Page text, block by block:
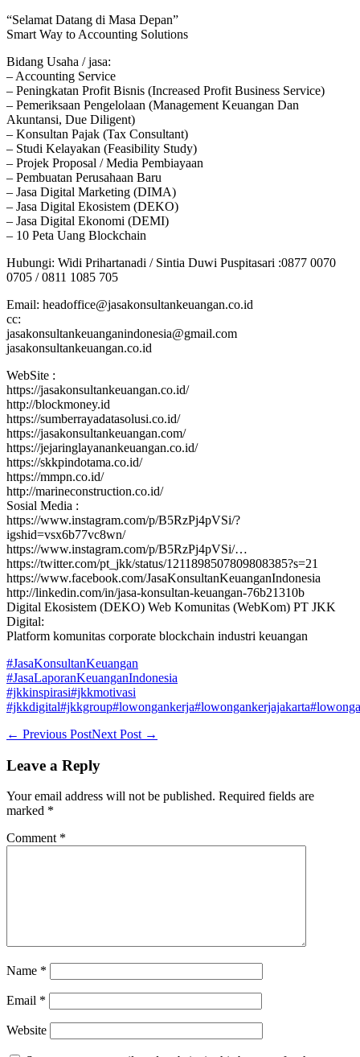
“Selamat Datang di Masa Depan”
Smart Way to Accounting Solutions
Bidang Usaha / jasa:
– Accounting Service
– Peningkatan Profit Bisnis (Increased Profit Business Service)
– Pemeriksaan Pengelolaan (Management Keuangan Dan
Akuntansi, Due Diligent)
– Konsultan Pajak (Tax Consultant)
– Studi Kelayakan (Feasibility Study)
– Projek Proposal / Media Pembiayaan
– Pembuatan Perusahaan Baru
– Jasa Digital Marketing (DIMA)
– Jasa Digital Ekosistem (DEKO)
– Jasa Digital Ekonomi (DEMI)
– 10 Peta Uang Blockchain
Hubungi: Widi Prihartanadi / Sintia Duwi Puspitasari :0877 0070
0705 / 0811 1085 705
Email: headoffice@jasakonsultankeuangan.co.id
cc:
jasakonsultankeuanganindonesia@gmail.com
jasakonsultankeuangan.co.id
WebSite :
https://jasakonsultankeuangan.co.id/
http://blockmoney.id
https://sumberrayadatasolusi.co.id/
https://jasakonsultankeuangan.com/
https://jejaringlayanankeuangan.co.id/
https://skkpindotama.co.id/
https://mmpn.co.id/
http://marineconstruction.co.id/
Sosial Media :
https://www.instagram.com/p/B5RzPj4pVSi/?
igshid=vsx6b77vc8wn/
https://www.instagram.com/p/B5RzPj4pVSi/…
https://twitter.com/pt_jkk/status/1211898507809808385?s=21
https://www.facebook.com/JasaKonsultanKeuanganIndonesia
http://linkedin.com/in/jasa-konsultan-keuangan-76b21310b
Digital Ekosistem (DEKO) Web Komunitas (WebKom) PT JKK
Digital:
Platform komunitas corporate blockchain industri keuangan
#JasaKonsultanKeuangan
#JasaLaporanKeuanganIndonesia
#jkkinspirasi#jkkmotivasi
#jkkdigital#jkkgroup#lowongankerja#lowongankerjajakarta
Post
← Previous PostNext Post →
Leave a Reply
Your email address will not be published. Required fields are
marked *
Comment *
Name *
Email *
Website